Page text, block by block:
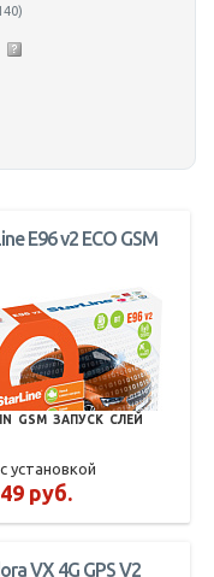
E96 v2 ECO GSM
GSM ЗАПУСК СЛЕЙ
установкой
руб.
VX 4G GPS V2